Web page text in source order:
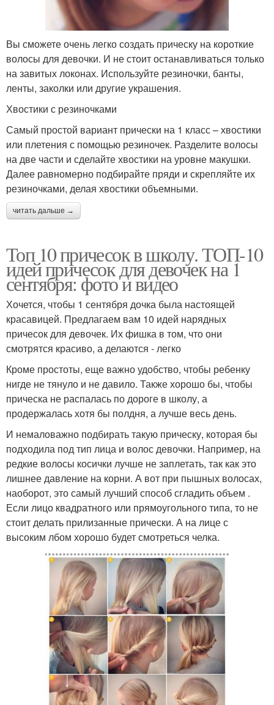
Вы сможете очень легко создать прическу на короткие
волосы для девочки. И не стоит останавливаться только
на завитых локонах. Используйте резиночки, банты,
ленты, заколки или другие украшения.
Хвостики с резиночками
Самый простой вариант прически на 1 класс – хвостики
или плетения с помощью резиночек. Разделите волосы
на две части и сделайте хвостики на уровне макушки.
Далее равномерно подбирайте пряди и скрепляйте их
резиночками, делая хвостики объемными.
читать дальше →
Топ 10 причесок в школу. ТОП-10
идей причесок для девочек на 1
сентября: фото и видео
Хочется, чтобы 1 сентября дочка была настоящей
красавицей. Предлагаем вам 10 идей нарядных
причесок для девочек. Их фишка в том, что они
смотрятся красиво, а делаются - легко
Кроме простоты, еще важно удобство, чтобы ребенку
нигде не тянуло и не давило. Также хорошо бы, чтобы
прическа не распалась по дороге в школу, а
продержалась хотя бы полдня, а лучше весь день.
И немаловажно подбирать такую прическу, которая бы
подходила под тип лица и волос девочки. Например, на
редкие волосы косички лучше не заплетать, так как это
лишнее давление на корни. А вот при пышных волосах,
наоборот, это самый лучший способ сгладить объем .
Если лицо квадратного или прямоугольного типа, то не
стоит делать прилизанные прически. А на лице с
высоким лбом хорошо будет смотреться челка.